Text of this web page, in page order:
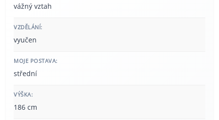
vážný vztah
VZDĚLÁNÍ:
vyučen
MOJE POSTAVA:
střední
VÝŠKA:
186 cm